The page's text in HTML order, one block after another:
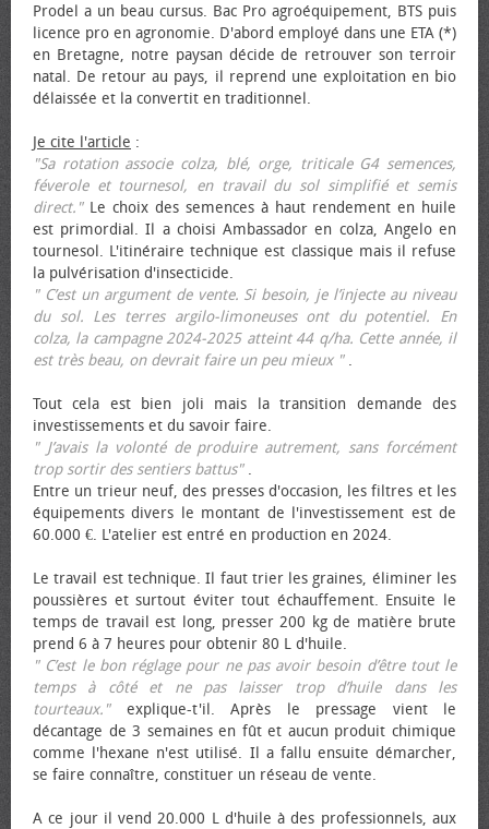
Prodel a un beau cursus. Bac Pro agroéquipement, BTS puis
licence pro en agronomie. D'abord employé dans une ETA (*)
en Bretagne, notre paysan décide de retrouver son terroir
natal. De retour au pays, il reprend une exploitation en bio
délaissée et la convertit en traditionnel.
Je cite l'article :
"Sa rotation associe colza, blé, orge, triticale G4 semences,
féverole et tournesol, en travail du sol simplifié et semis
direct."Le choix des semences à haut rendement en huile
est primordial. Il a choisi Ambassador en colza, Angelo en
tournesol. L'itinéraire technique est classique mais il refuse
la pulvérisation d'insecticide.
" C’est un argument de vente. Si besoin, je l’injecte au niveau
du sol. Les terres argilo-limoneuses ont du potentiel. En
colza, la campagne 2024-2025 atteint 44 q/ha. Cette année, il
est très beau, on devrait faire un peu mieux ".
Tout cela est bien joli mais la transition demande des
investissements et du savoir faire.
" J’avais la volonté de produire autrement, sans forcément
trop sortir des sentiers battus".
Entre un trieur neuf, des presses d'occasion, les filtres et les
équipements divers le montant de l'investissement est de
60.000 €. L'atelier est entré en production en 2024.
Le travail est technique. Il faut trier les graines, éliminer les
poussières et surtout éviter tout échauffement. Ensuite le
temps de travail est long, presser 200 kg de matière brute
prend 6 à 7 heures pour obtenir 80 L d'huile.
" C’est le bon réglage pour ne pas avoir besoin d’être tout le
temps à côté et ne pas laisser trop d’huile dans les
tourteaux."explique-t'il. Après le pressage vient le
décantage de 3 semaines en fût et aucun produit chimique
comme l'hexane n'est utilisé. Il a fallu ensuite démarcher,
se faire connaître, constituer un réseau de vente.
A ce jour il vend 20.000 L d'huile à des professionnels, aux